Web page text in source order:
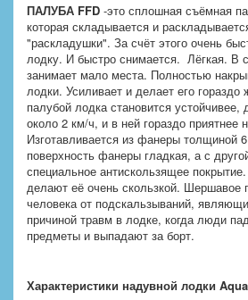
ПАЛУБА FFD -это сплошная съёмная
которая складывается и
"раскладушки". За счёт этого очень
лодку. И быстро снимается. Лёгкая. В
занимает мало места. Полностью
лодки. Усиливает и делает его гораздо
палубой лодка становится устойчивее,
около 2 км/ч, и в ней гораздо приятнее
Изготавливается из фанеры толщиной
поверхность фанеры гладкая, а с
специальное антискользящее
делают её очень скользкой. Шершавое
человека от подскальзываний,
причиной травм в лодке, когда люди
предметы и выпадают за борт.
Характеристики надувной лодки